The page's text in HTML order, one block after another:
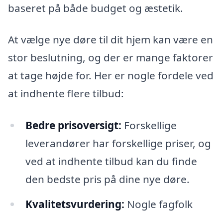
baseret på både budget og æstetik.
At vælge nye døre til dit hjem kan være en
stor beslutning, og der er mange faktorer
at tage højde for. Her er nogle fordele ved
at indhente flere tilbud:
Bedre prisoversigt: Forskellige
leverandører har forskellige priser, og
ved at indhente tilbud kan du finde
den bedste pris på dine nye døre.
Kvalitetsvurdering: Nogle fagfolk